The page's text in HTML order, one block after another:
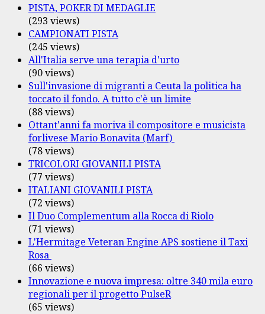
PISTA, POKER DI MEDAGLIE
(293 views)
CAMPIONATI PISTA
(245 views)
All'Italia serve una terapia d'urto
(90 views)
Sull'invasione di migranti a Ceuta la politica ha
toccato il fondo. A tutto c'è un limite
(88 views)
Ottant'anni fa moriva il compositore e musicista
forlivese Mario Bonavita (Marf)
(78 views)
TRICOLORI GIOVANILI PISTA
(77 views)
ITALIANI GIOVANILI PISTA
(72 views)
Il Duo Complementum alla Rocca di Riolo
(71 views)
L'Hermitage Veteran Engine APS sostiene il Taxi
Rosa
(66 views)
Innovazione e nuova impresa: oltre 340 mila euro
regionali per il progetto PulseR
(65 views)